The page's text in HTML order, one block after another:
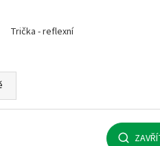
Trička - reflexní
92 Kč